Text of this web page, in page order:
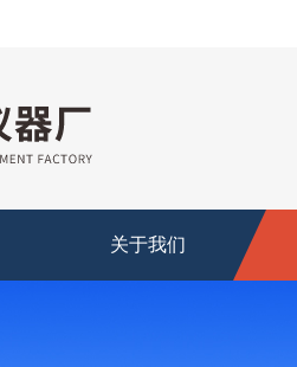
关于我们